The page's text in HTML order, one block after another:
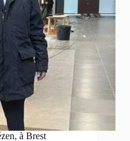
à Brest